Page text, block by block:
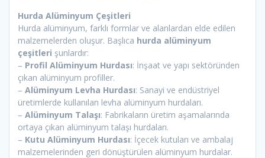
Hurda Alüminyum Çeşitleri
Hurda alüminyum, farklı formlar ve alanlardan elde edilen
malzemelerden oluşur. Başlıca hurda alüminyum
çeşitleri şunlardır:
– Profil Alüminyum Hurdası: İnşaat ve yapı sektöründen
çıkan alüminyum profiller.
– Alüminyum Levha Hurdası: Sanayi ve endüstriyel
üretimlerde kullanılan levha alüminyum hurdaları.
– Alüminyum Talaşı: Fabrikaların üretim aşamalarında
ortaya çıkan alüminyum talaşı hurdaları.
– Kutu Alüminyum Hurdası: İçecek kutuları ve ambalaj
malzemelerinden geri dönüştürülen alüminyum hurdalar.